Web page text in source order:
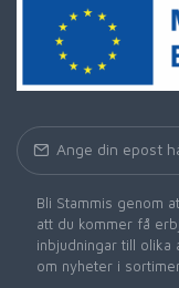
Bli Stammis genom
att du kommer få
inbjudningar till
om nyheter i